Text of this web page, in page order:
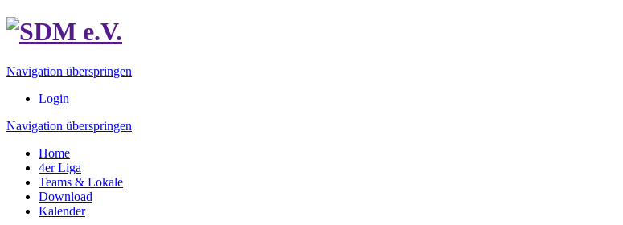
Navigation überspringen
Login
Navigation überspringen
Home
4er Liga
Teams & Lokale
Download
Kalender